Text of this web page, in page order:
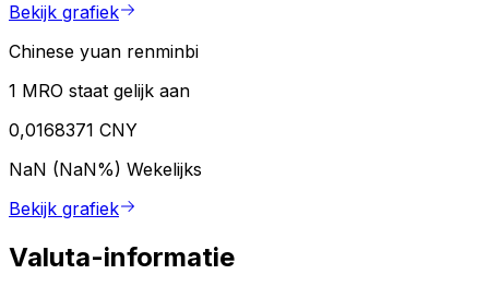
Bekijk grafiek
Chinese yuan renminbi
1 MRO staat gelijk aan
0,0168371 CNY
NaN (NaN%) Wekelijks
Bekijk grafiek
Valuta-informatie